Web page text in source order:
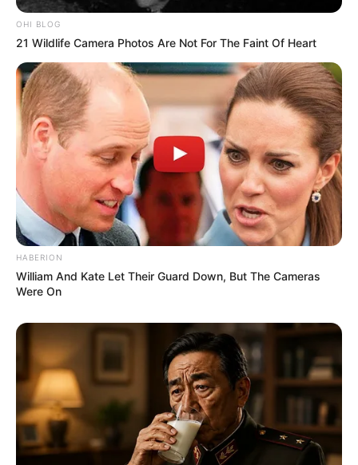
OHI BLOG
21 Wildlife Camera Photos Are Not For The Faint Of Heart
HABERION
William And Kate Let Their Guard Down, But The Cameras
Were On